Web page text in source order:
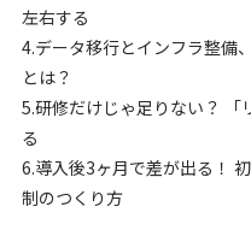
左右する
4.データ移行とインフラ整備
とは？
5.研修だけじゃ足りない？ 「
る
6.導入後3ヶ月で差が出る！
制のつくり方